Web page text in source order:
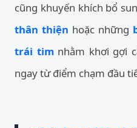
cũng khuyến khích bổ
thân thiện hoặc những
trái timnhằm khơi gợi
ngay từ điểm chạm đầu